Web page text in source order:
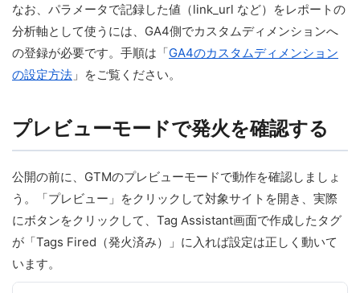
なお、パラメータで記録した値（link_url など）をレポートの
分析軸として使うには、GA4側でカスタムディメンションへ
の登録が必要です。手順は「GA4のカスタムディメンション
の設定方法 」をご覧ください。
プレビューモードで発火を確認する
公開の前に、GTMのプレビューモードで動作を確認しましょ
う。「プレビュー」をクリックして対象サイトを開き、実際
にボタンをクリックして、Tag Assistant画面で作成したタグ
が「Tags Fired（発火済み）」に入れば設定は正しく動いて
います。